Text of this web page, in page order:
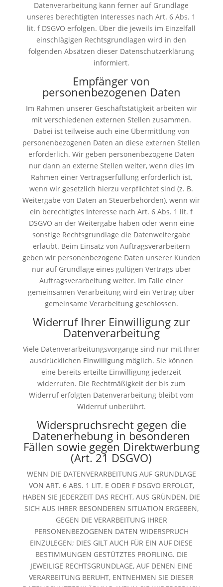
Datenverarbeitung kann ferner auf Grundlage
unseres berechtigten Interesses nach Art. 6 Abs. 1
lit. f DSGVO erfolgen. Über die jeweils im Einzelfall
einschlägigen Rechtsgrundlagen wird in den
folgenden Absätzen dieser Datenschutzerklärung
informiert.
Empfänger von
personenbezogenen Daten
Im Rahmen unserer Geschäftstätigkeit arbeiten wir
mit verschiedenen externen Stellen zusammen.
Dabei ist teilweise auch eine Übermittlung von
personenbezogenen Daten an diese externen Stellen
erforderlich. Wir geben personenbezogene Daten
nur dann an externe Stellen weiter, wenn dies im
Rahmen einer Vertragserfüllung erforderlich ist,
wenn wir gesetzlich hierzu verpflichtet sind (z. B.
Weitergabe von Daten an Steuerbehörden), wenn wir
ein berechtigtes Interesse nach Art. 6 Abs. 1 lit. f
DSGVO an der Weitergabe haben oder wenn eine
sonstige Rechtsgrundlage die Datenweitergabe
erlaubt. Beim Einsatz von Auftragsverarbeitern
geben wir personenbezogene Daten unserer Kunden
nur auf Grundlage eines gültigen Vertrags über
Auftragsverarbeitung weiter. Im Falle einer
gemeinsamen Verarbeitung wird ein Vertrag über
gemeinsame Verarbeitung geschlossen.
Widerruf Ihrer Einwilligung zur
Datenverarbeitung
Viele Datenverarbeitungsvorgänge sind nur mit Ihrer
ausdrücklichen Einwilligung möglich. Sie können
eine bereits erteilte Einwilligung jederzeit
widerrufen. Die Rechtmäßigkeit der bis zum
Widerruf erfolgten Datenverarbeitung bleibt vom
Widerruf unberührt.
Widerspruchsrecht gegen die
Datenerhebung in besonderen
Fällen sowie gegen Direktwerbung
(Art. 21 DSGVO)
WENN DIE DATENVERARBEITUNG AUF GRUNDLAGE
VON ART. 6 ABS. 1 LIT. E ODER F DSGVO ERFOLGT,
HABEN SIE JEDERZEIT DAS RECHT, AUS GRÜNDEN, DIE
SICH AUS IHRER BESONDEREN SITUATION ERGEBEN,
GEGEN DIE VERARBEITUNG IHRER
PERSONENBEZOGENEN DATEN WIDERSPRUCH
EINZULEGEN; DIES GILT AUCH FÜR EIN AUF DIESE
BESTIMMUNGEN GESTÜTZTES PROFILING. DIE
JEWEILIGE RECHTSGRUNDLAGE, AUF DENEN EINE
VERARBEITUNG BERUHT, ENTNEHMEN SIE DIESER